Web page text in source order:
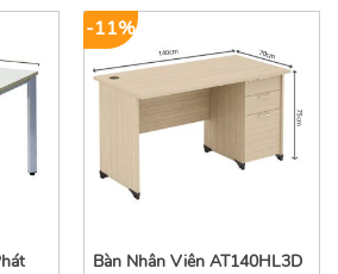
-11%
Bàn Nhân Viên AT140HL3D